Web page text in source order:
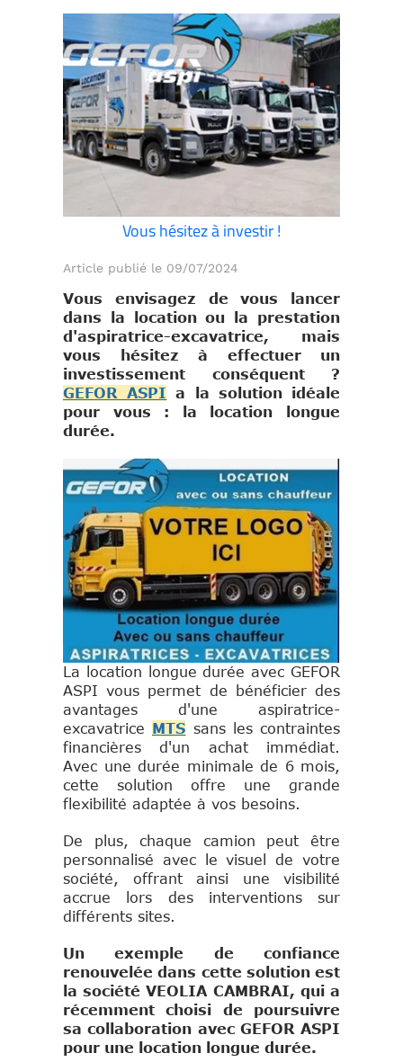
Vous hésitez à investir !
Article publié le 09/07/2024
Vous envisagez de vous lancer
dans la location ou la prestation
d'aspiratrice-excavatrice, mais
vous hésitez à effectuer un
investissement conséquent ?
GEFOR ASPI a la solution idéale
pour vous : la location longue
durée.
La location longue durée avec GEFOR
ASPI vous permet de bénéficier des
avantages d'une aspiratrice-
excavatrice MTS sans les contraintes
financières d'un achat immédiat.
Avec une durée minimale de 6 mois,
cette solution offre une grande
flexibilité adaptée à vos besoins.
De plus, chaque camion peut être
personnalisé avec le visuel de votre
société, offrant ainsi une visibilité
accrue lors des interventions sur
différents sites.
Un exemple de confiance
renouvelée dans cette solution est
la société VEOLIA CAMBRAI, qui a
récemment choisi de poursuivre
sa collaboration avec GEFOR ASPI
pour une location longue durée.